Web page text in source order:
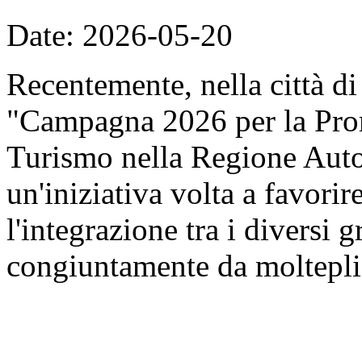
Date: 2026-05-20
Recentemente, nella città
"Campagna 2026 per la
Turismo nella Regione
un'iniziativa volta a
l'integrazione tra i diversi
congiuntamente da